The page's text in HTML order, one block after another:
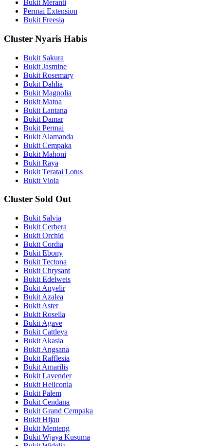
Bukit Meranti
Permai Extension
Bukit Freesia
Cluster Nyaris Habis
Bukit Sakura
Bukit Jasmine
Bukit Rosemary
Bukit Dahlia
Bukit Magnolia
Bukit Matoa
Bukit Lantana
Bukit Damar
Bukit Permai
Bukit Alamanda
Bukit Cempaka
Bukit Mahoni
Bukit Raya
Bukit Teratai Lotus
Bukit Viola
Cluster Sold Out
Bukit Salvia
Bukit Cerbera
Bukit Orchid
Bukit Cordia
Bukit Ebony
Bukit Tectona
Bukit Chrysant
Bukit Edelweis
Bukit Anyelir
Bukit Azalea
Bukit Aster
Bukit Rosella
Bukit Agave
Bukit Cattleya
Bukit Akasia
Bukit Angsana
Bukit Rafflesia
Bukit Amarilis
Bukit Lavender
Bukit Heliconia
Bukit Palem
Bukit Cendana
Bukit Grand Cempaka
Bukit Hijau
Bukit Menteng
Bukit Wjaya Kusuma